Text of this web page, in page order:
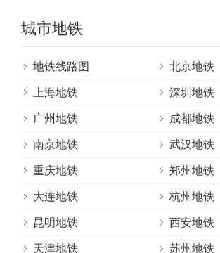
城市地铁
地铁线路图 北京地铁
上海地铁 深圳地铁
广州地铁 成都地铁
南京地铁 武汉地铁
重庆地铁 郑州地铁
大连地铁 杭州地铁
昆明地铁 西安地铁
天津地铁 苏州地铁